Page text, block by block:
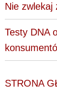
Nie zwlekaj
Testy DNA
STRONA